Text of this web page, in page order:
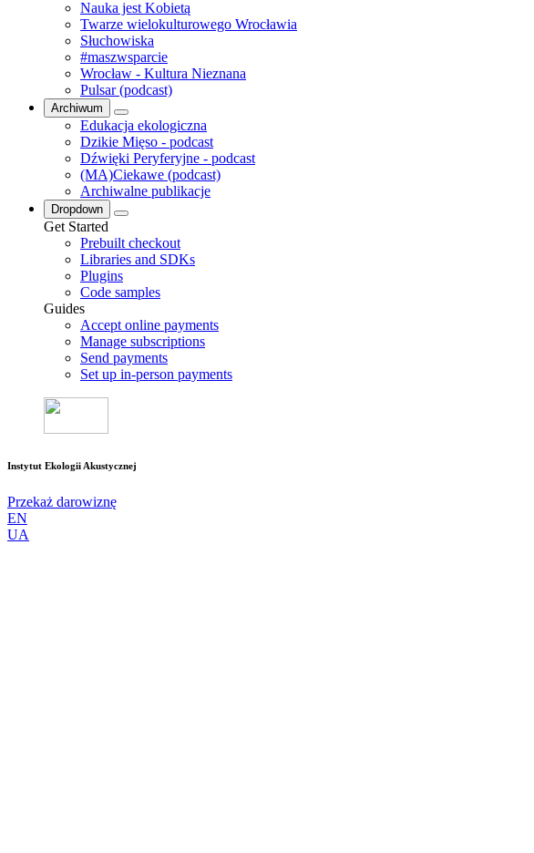
Nauka jest Kobietą
Twarze wielokulturowego Wrocławia
Słuchowiska
#maszwsparcie
Wrocław - Kultura Nieznana
Pulsar (podcast)
Archiwum
Edukacja ekologiczna
Dzikie Mięso - podcast
Dźwięki Peryferyjne - podcast
(MA)Ciekawe (podcast)
Archiwalne publikacje
Dropdown
Get Started
Prebuilt checkout
Libraries and SDKs
Plugins
Code samples
Guides
Accept online payments
Manage subscriptions
Send payments
Set up in-person payments
Instytut Ekologii Akustycznej
Przekaż darowiznę
EN
UA